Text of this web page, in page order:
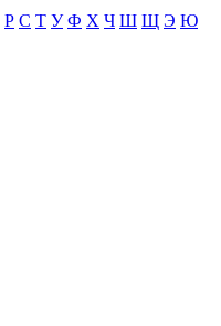
Р С Т У Ф Х Ч Ш Щ Э Ю